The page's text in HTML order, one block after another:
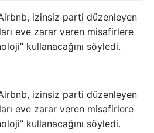
izinsiz parti düzenleyen
eve zarar veren misafirlere
kullanacağını söyledi.
izinsiz parti düzenleyen
eve zarar veren misafirlere
kullanacağını söyledi.